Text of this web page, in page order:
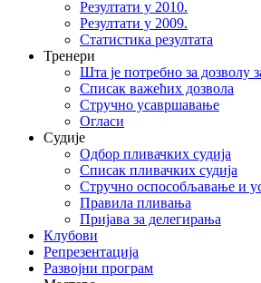
Резултати у 2010.
Резултати у 2009.
Статистика резултата
Тренери
Шта је потребно за дозволу
Списак важећих дозвола
Стручно усавршавање
Огласи
Судије
Одбор пливачких судија
Списак пливачких судија
Стручно оспособљавање и
Правила пливања
Пријава за делегирања
Клубови
Репрезентација
Развојни програм